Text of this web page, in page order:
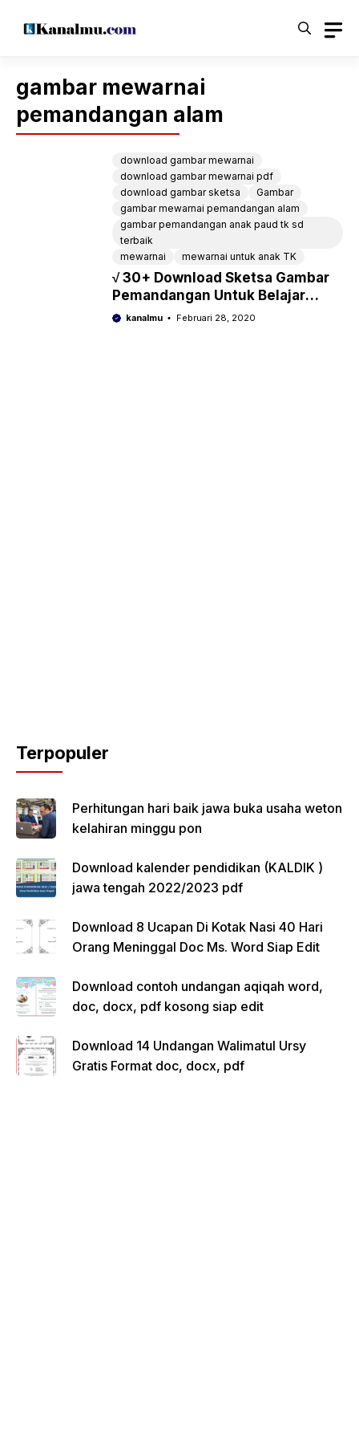
gambar mewarnai
pemandangan alam
download gambar mewarnai
download gambar mewarnai pdf
download gambar sketsa
Gambar
gambar mewarnai pemandangan alam
gambar pemandangan anak paud tk sd
terbaik
mewarnai
mewarnai untuk anak TK
√ 30+ Download Sketsa Gambar
Pemandangan Untuk Belajar
Mewarnai PAUD, TK, SD
kanalmu Februari 28, 2020
Terpopuler
Perhitungan hari baik jawa buka usaha weton
kelahiran minggu pon
Download kalender pendidikan (KALDIK )
jawa tengah 2022/2023 pdf
Download 8 Ucapan Di Kotak Nasi 40 Hari
Orang Meninggal Doc Ms. Word Siap Edit
Download contoh undangan aqiqah word,
doc, docx, pdf kosong siap edit
Download 14 Undangan Walimatul Ursy
Gratis Format doc, docx, pdf